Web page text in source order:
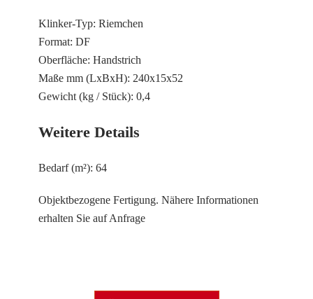
Klinker-Typ: Riemchen
Format: DF
Oberfläche: Handstrich
Maße mm (LxBxH): 240x15x52
Gewicht (kg / Stück): 0,4
Weitere Details
Bedarf (m²): 64
Objektbezogene Fertigung. Nähere Informationen
erhalten Sie auf Anfrage